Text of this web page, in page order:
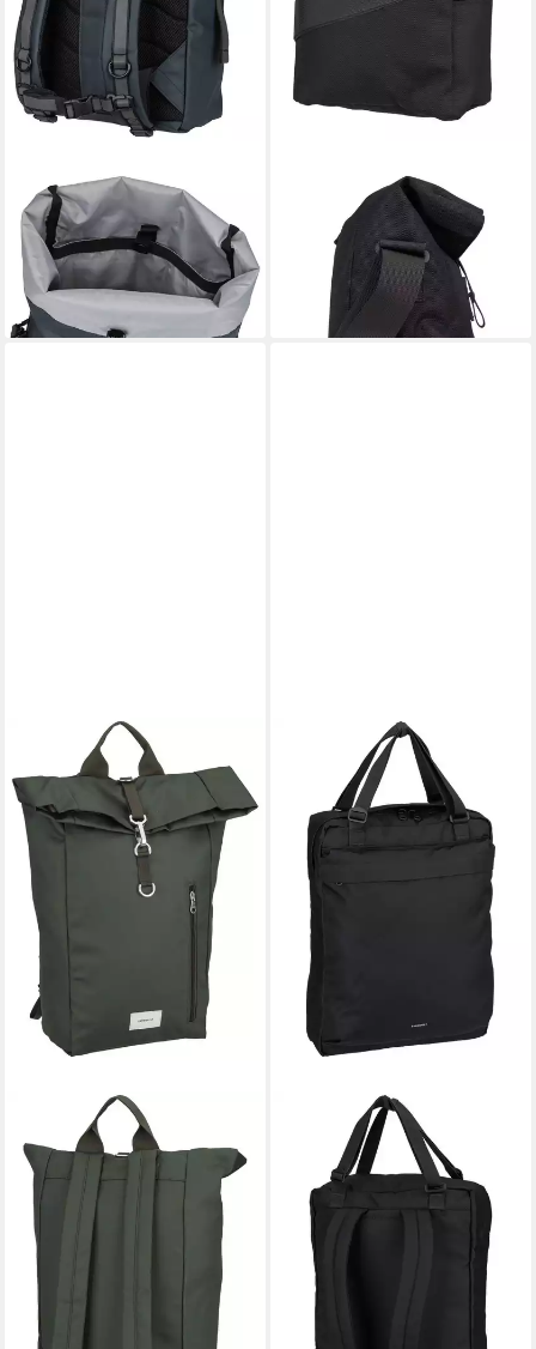
SANDQVIST
Rucksack Konrad
110,99 € UVP159,00 €
-30%
lieferbar - in 2-3 Werktagen bei dir
SANDQVIST
Rucksack Icon Sacoche
92,90 €
lieferbar - in 2-3 Werktagen bei dir